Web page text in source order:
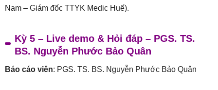
Nam – Giám đốc TTYK Medic Huế).
Kỳ 5 – Live demo & Hỏi đáp – PGS. TS.
BS. Nguyễn Phước Bảo Quân
Báo cáo viên: PGS. TS. BS. Nguyễn Phước Bảo Quân